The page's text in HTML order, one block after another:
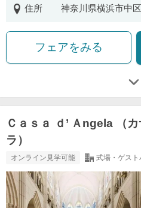
住所
神奈川県横浜市中
フェアをみる
Ｃａｓａ ｄ’ Ａngela （
ラ）
オンライン見学可能 式場・ゲスト